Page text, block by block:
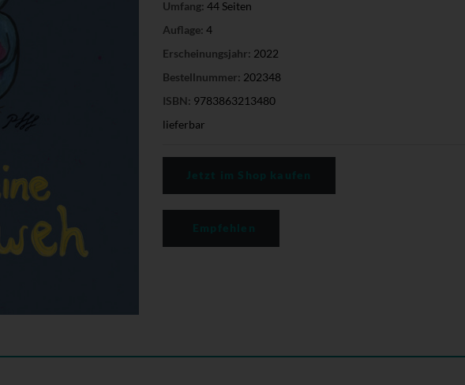
Umfang: 44 Seiten
Auflage: 4
Erscheinungsjahr: 2022
Bestellnummer: 202348
ISBN: 9783863213480
lieferbar